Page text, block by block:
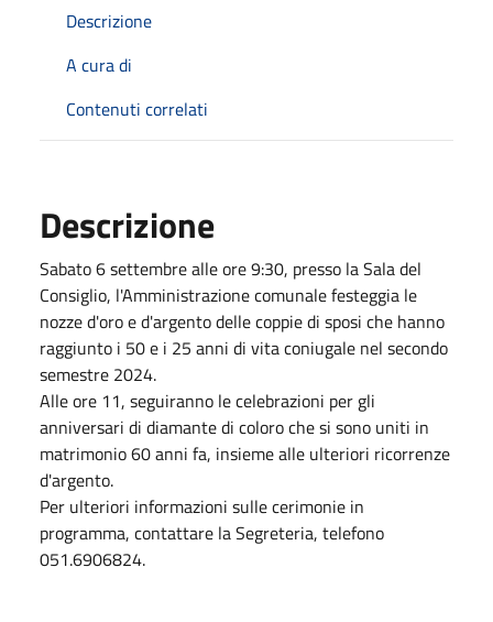
Descrizione
A cura di
Contenuti correlati
Descrizione
Sabato 6 settembre alle ore 9:30, presso la Sala del
Consiglio, l'Amministrazione comunale festeggia le
nozze d'oro e d'argento delle coppie di sposi che hanno
raggiunto i 50 e i 25 anni di vita coniugale nel secondo
semestre 2024.
Alle ore 11, seguiranno le celebrazioni per gli
anniversari di diamante di coloro che si sono uniti in
matrimonio 60 anni fa, insieme alle ulteriori ricorrenze
d'argento.
Per ulteriori informazioni sulle cerimonie in
programma, contattare la Segreteria, telefono
051.6906824.